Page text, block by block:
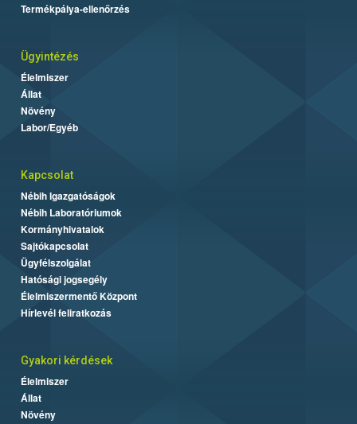
Termékpálya-ellenőrzés
Ügyintézés
Élelmiszer
Állat
Növény
Labor/Egyéb
Kapcsolat
Nébih Igazgatóságok
Nébih Laboratóriumok
Kormányhivatalok
Sajtókapcsolat
Ügyfélszolgálat
Hatósági jogsegély
Élelmiszermentő Központ
Hírlevél feliratkozás
Gyakori kérdések
Élelmiszer
Állat
Növény